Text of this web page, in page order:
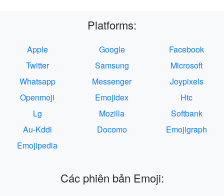
Platforms:
Apple Google
Facebook
Twitter
Samsung
Microsoft
Whatsapp
Messenger
Joypixels
Openmoji
Emojidex
Htc
Lg
Mozilla
Softbank
Au-Kddi
Docomo
Emojigraph
Emojipedia
Các phiên bản Emoji: